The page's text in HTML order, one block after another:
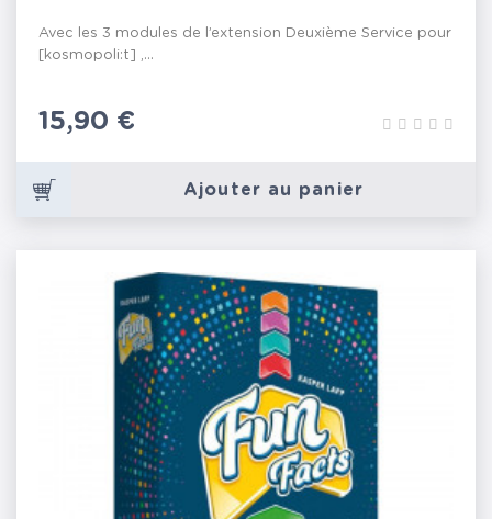
Avec les 3 modules de l’extension Deuxième Service pour
[kosmopoli:t] ,...
Prix
15,90 €
Ajouter au panier